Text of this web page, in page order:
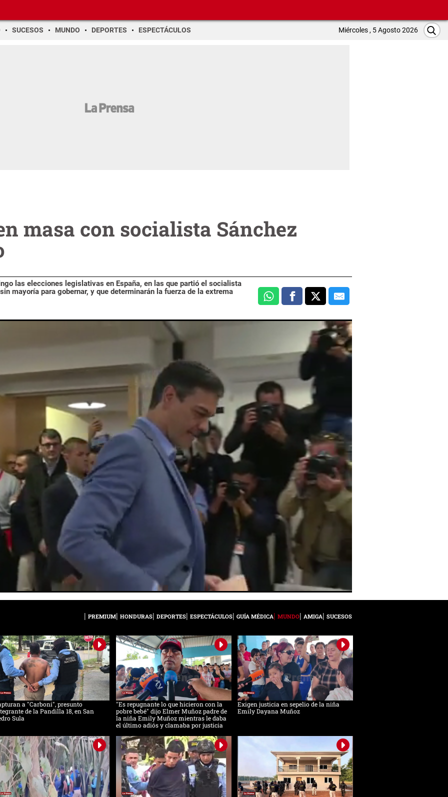
SUCESOS MUNDO DEPORTES ESPECTÁCULOS Miércoles , 5 Agosto 2026
masa con socialista Sánchez
las elecciones legislativas en España, en las que partió el socialista
mayoría para gobernar, y que determinarán la fuerza de la extrema
PREMIUM HONDURAS DEPORTES ESPECTÁCULOS GUÍA MÉDICA MUNDO AMIGA SUCESOS
a "Carboni", presunto
de la Pandilla 18, en San
Sula
"Es repugnante lo que hicieron con la
pobre bebé" dijo Elmer Muñoz padre de
la niña Emily Muñoz mientras le daba
el último adiós y clamaba por justicia
Exigen justicia en sepelio de la niña
Emily Dayana Muñoz